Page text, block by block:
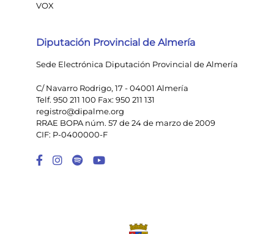
VOX
Diputación Provincial de Almería
Sede Electrónica Diputación Provincial de Almería
C/ Navarro Rodrigo, 17 - 04001 Almería
Telf. 950 211 100 Fax: 950 211 131
registro@dipalme.org
RRAE BOPA núm. 57 de 24 de marzo de 2009
CIF: P-0400000-F
Enlace a Facebook
Enlace a Instagram
Enlace a Spotify Playlist
Enlace a Youtube